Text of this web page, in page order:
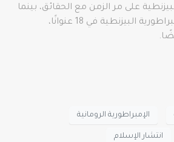
على مر الزمن مع الحقائق، بينما
نكشف عن حقائق الإمبراطورية البيزنطية في 18 عنوانًا،
الإمبراطورية الرومانية
انتشار الإسلام